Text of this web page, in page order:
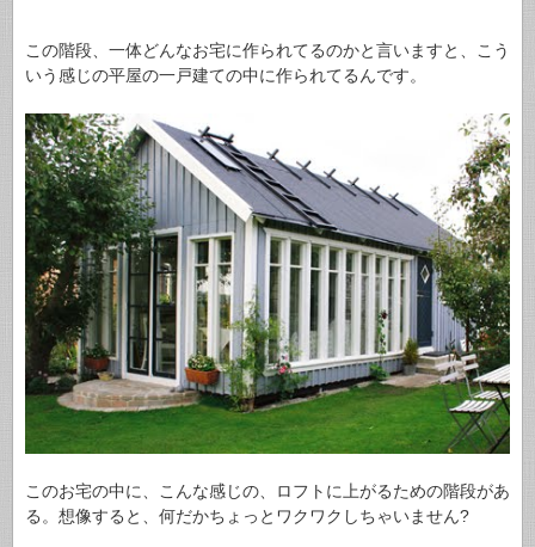
この階段、一体どんなお宅に作られてるのかと言いますと、こう
いう感じの平屋の一戸建ての中に作られてるんです。
このお宅の中に、こんな感じの、ロフトに上がるための階段があ
る。想像すると、何だかちょっとワクワクしちゃいません?